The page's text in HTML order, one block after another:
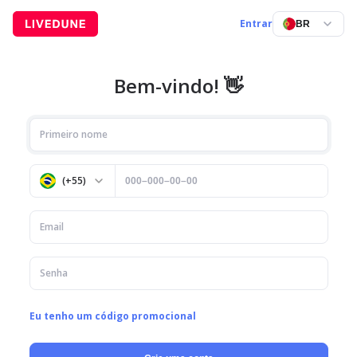
Entrar BR
Bem-vindo! 👋
(+55)
Eu tenho um código promocional